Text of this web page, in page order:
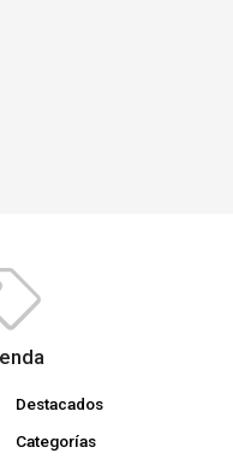
Destacados
Categorías